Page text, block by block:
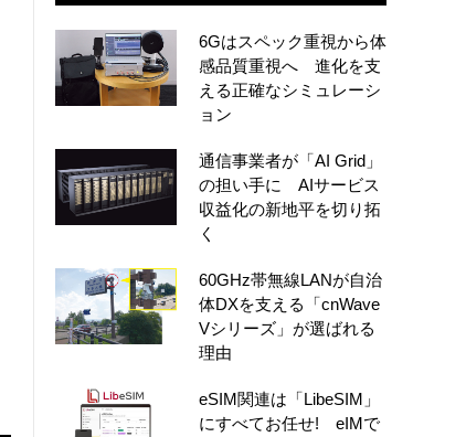
6Gはスペック重視から体
感品質重視へ 進化を支
える正確なシミュレーシ
ョン
通信事業者が「AI Grid」
の担い手に AIサービス
収益化の新地平を切り拓
く
60GHz帯無線LANが自治
体DXを支える「cnWave
Vシリーズ」が選ばれる
理由
eSIM関連は「LibeSIM」
にすべてお任せ! eIMで